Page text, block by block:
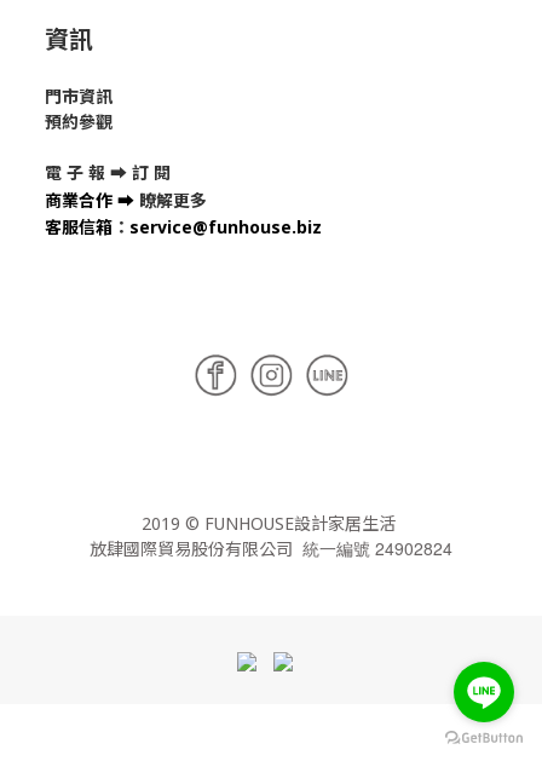
立即購買
資訊
門市資訊
預約參觀
電 子 報 ➡ 訂 閱
商業合作 ➡ 瞭解更多
客服信箱 ： service@funhouse.biz
2019 © FUNHOUSE設計家居生活
放肆國際貿易股份有限公司 統一編號 24902824